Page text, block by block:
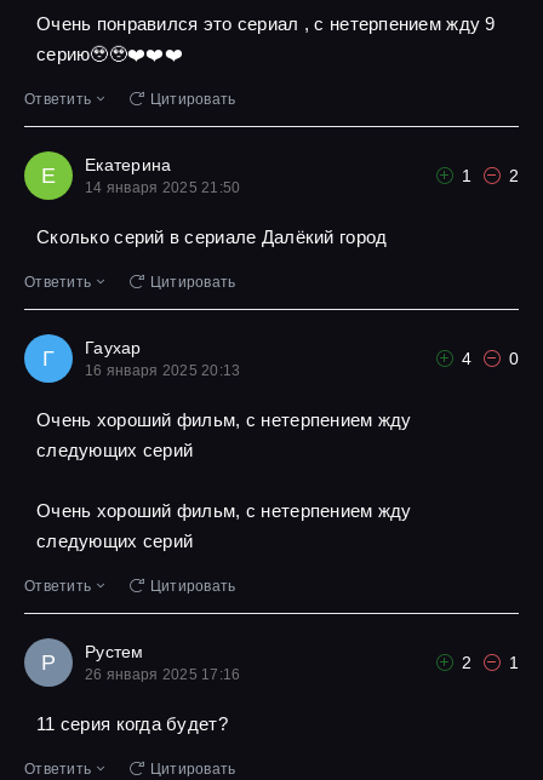
Очень понравился это сериал , с нетерпением жду 9
серию🥹🥹❤️❤️❤️
Ответить Цитировать
Е Екатерина
14 января 2025 21:50
1 2
Сколько серий в сериале Далёкий город
Ответить Цитировать
Г Гаухар
16 января 2025 20:13
4 0
Очень хороший фильм, с нетерпением жду
следующих серий
Очень хороший фильм, с нетерпением жду
следующих серий
Ответить Цитировать
Р Рустем
26 января 2025 17:16
2 1
11 серия когда будет?
Ответить Цитировать